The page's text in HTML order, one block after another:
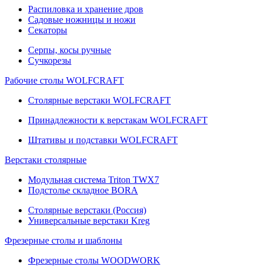
Распиловка и хранение дров
Садовые ножницы и ножи
Секаторы
Серпы, косы ручные
Сучкорезы
Рабочие столы WOLFCRAFT
Столярные верстаки WOLFCRAFT
Принадлежности к верстакам WOLFCRAFT
Штативы и подставки WOLFCRAFT
Верстаки столярные
Модульная система Triton TWX7
Подстолье складное BORA
Столярные верстаки (Россия)
Универсальные верстаки Kreg
Фрезерные столы и шаблоны
Фрезерные столы WOODWORK